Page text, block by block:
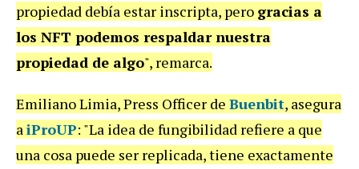
propiedad debía estar inscripta, pero gracias a
los NFT podemos respaldar nuestra
propiedad de algo", remarca.
Emiliano Limia, Press Officer de Buenbit, asegura
aiProUP: "La idea de fungibilidad refiere a que
una cosa puede ser replicada, tiene exactamente